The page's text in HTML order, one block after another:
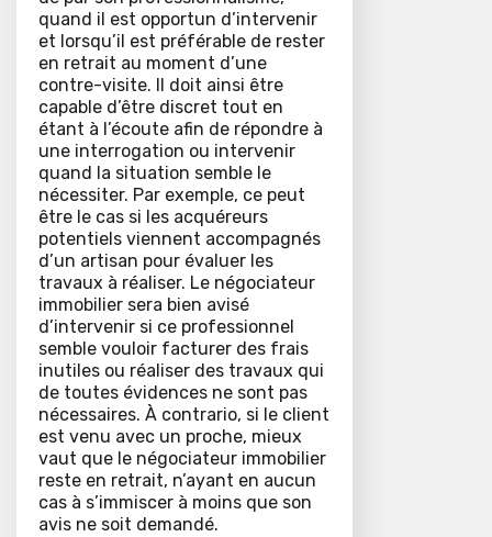
quand il est opportun d’intervenir
et lorsqu’il est préférable de rester
en retrait au moment d’une
contre-visite. Il doit ainsi être
capable d’être discret tout en
étant à l’écoute afin de répondre à
une interrogation ou intervenir
quand la situation semble le
nécessiter. Par exemple, ce peut
être le cas si les acquéreurs
potentiels viennent accompagnés
d’un artisan pour évaluer les
travaux à réaliser. Le négociateur
immobilier sera bien avisé
d’intervenir si ce professionnel
semble vouloir facturer des frais
inutiles ou réaliser des travaux qui
de toutes évidences ne sont pas
nécessaires. À contrario, si le client
est venu avec un proche, mieux
vaut que le négociateur immobilier
reste en retrait, n’ayant en aucun
cas à s’immiscer à moins que son
avis ne soit demandé.